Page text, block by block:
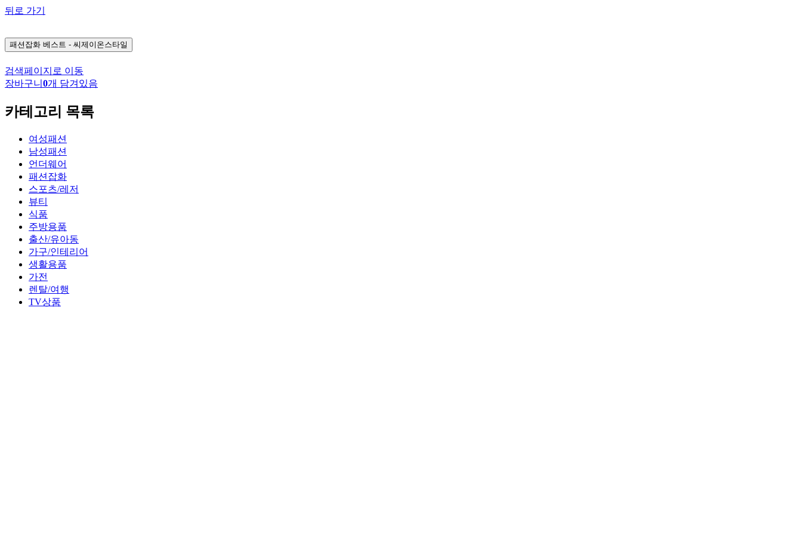
뒤로 가기
패션잡화 베스트 - 씨제이온스타일
검색페이지로 이동
장바구니 0개 담겨있음
카테고리 목록
여성패션
남성패션
언더웨어
패션잡화
스포츠/레저
뷰티
식품
주방용품
출산/유아동
가구/인테리어
생활용품
가전
렌탈/여행
TV상품